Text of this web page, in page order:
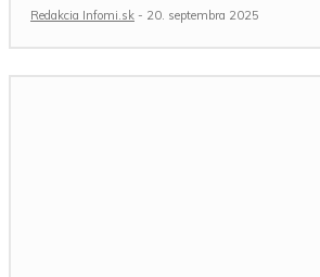
Redakcia Infomi.sk - 20. septembra 2025